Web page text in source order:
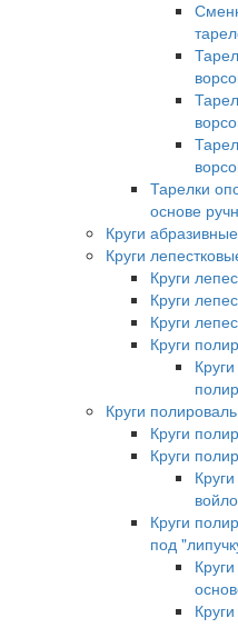
Тарелки
основе
Круги
Круги
Круги
Круги
Круги
Круги
Круги
Круги
Круги
Круги
под